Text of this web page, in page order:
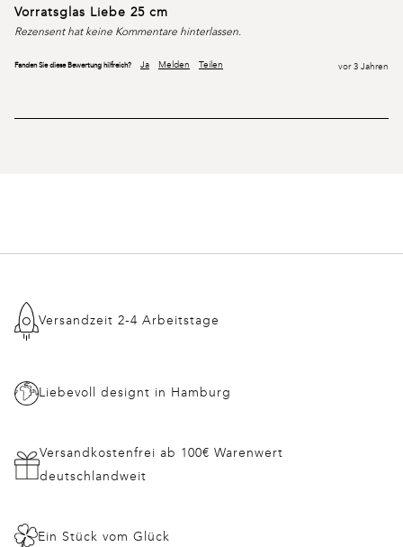
Vorratsglas Liebe 25 cm
Rezensent hat keine Kommentare hinterlassen.
Fanden Sie diese Bewertung hilfreich? Ja Melden Teilen vor 3 Jahren
Versandzeit 2-4 Arbeitstage
Liebevoll designt in Hamburg
Versandkostenfrei ab 100€ Warenwert
deutschlandweit
Ein Stück vom Glück